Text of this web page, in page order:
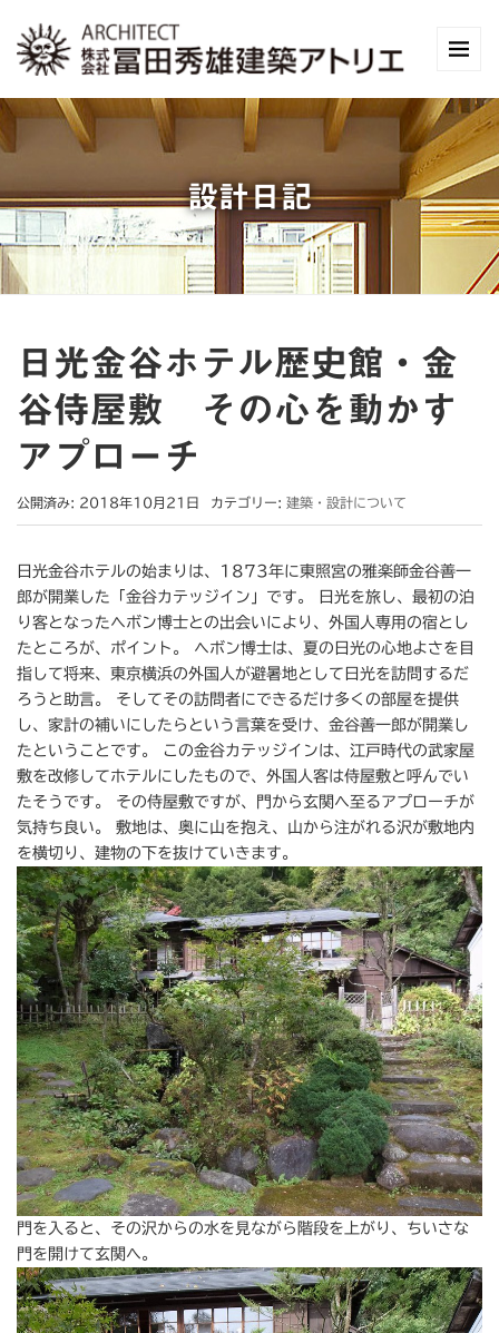
設計日記
日光金谷ホテル歴史館・金
谷侍屋敷 その心を動かす
アプローチ
公開済み: 2018年10月21日 カテゴリー: 建築・設計について
日光金谷ホテルの始まりは、1873年に東照宮の雅楽師金谷善一
郎が開業した「金谷カテッジイン」です。 日光を旅し、最初の泊
り客となったヘボン博士との出会いにより、外国人専用の宿とし
たところが、ポイント。 ヘボン博士は、夏の日光の心地よさを目
指して将来、東京横浜の外国人が避暑地として日光を訪問するだ
ろうと助言。 そしてその訪問者にできるだけ多くの部屋を提供
し、家計の補いにしたらという言葉を受け、金谷善一郎が開業し
たということです。 この金谷カテッジインは、江戸時代の武家屋
敷を改修してホテルにしたもので、外国人客は侍屋敷と呼んでい
たそうです。 その侍屋敷ですが、門から玄関へ至るアプローチが
気持ち良い。 敷地は、奥に山を抱え、山から注がれる沢が敷地内
を横切り、建物の下を抜けていきます。
門を入ると、その沢からの水を見ながら階段を上がり、ちいさな
門を開けて玄関へ。